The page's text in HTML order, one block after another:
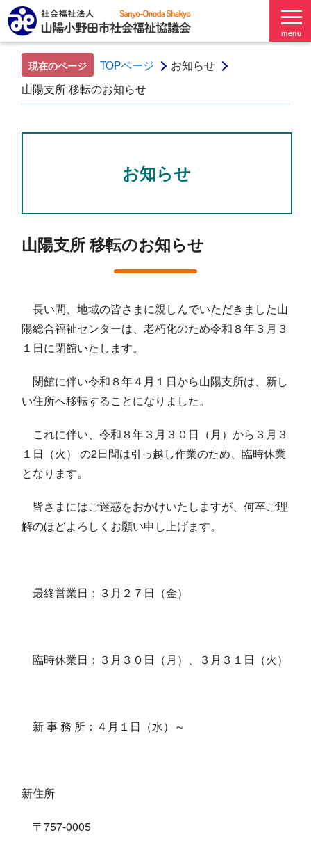
menu
現在のページ TOPページ
お知らせ
山陽支所 移転のお知らせ
お知らせ
山陽支所 移転のお知らせ
長い間、地域の皆さまに親しんでいただきました山
陽総合福祉センターは、老朽化のため令和８年３月３
１日に閉館いたします。
閉館に伴い令和８年４月１日から山陽支所は、新し
い住所へ移転することになりました。
これに伴い、令和８年３月３０日（月）から３月３
１日（火） の2日間は引っ越し作業のため、臨時休業
となります。
皆さまにはご迷惑をおかけいたしますが、何卒ご理
解のほどよろしくお願い申し上げます。
最終営業日：３月２７日（金）
臨時休業日：３月３０日（月）、３月３１日（火）
新 事 務 所：４月１日（水）～
新住所
〒757-0005